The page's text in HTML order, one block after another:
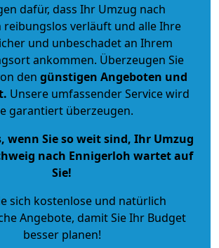
dafür, dass Ihr Umzug nach
reibungslos verläuft und alle Ihre
und unbeschadet an Ihrem
ankommen. Überzeugen Sie
den günstigen Angeboten und
. Unsere umfassender Service wird
garantiert überzeugen.
wenn Sie so weit sind, Ihr Umzug
nach Ennigerloh wartet auf
Sie!
sich kostenlose und natürlich
Angebote, damit Sie Ihr Budget
besser planen!